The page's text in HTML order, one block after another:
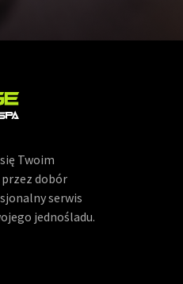
Twoim
dobór
serwis
jednośladu.